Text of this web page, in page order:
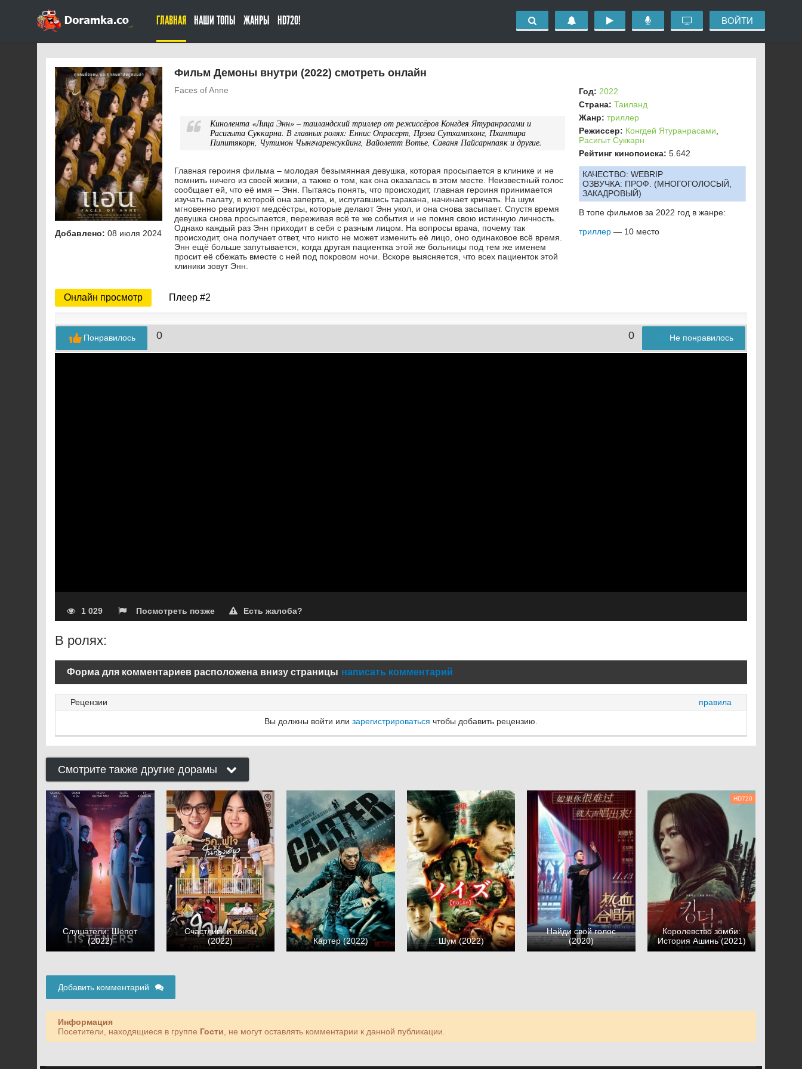
ГЛАВНАЯ НАШИ ТОПЫ ЖАНРЫ HD720! ВОЙТИ
Фильм Демоны внутри (2022) смотреть онлайн
Faces of Anne
Кинолента «Лица Энн» – таиландский триллер от режиссёров Конгдея Ятуранрасами и
Расигыта Суккарна. В главных ролях: Еннис Опрасерт, Прэва Сутхампхонг, Пхантира
Пипитякорн, Чутимон Чынгчаренсукйинг, Вайолетт Вотье, Саваня Пайсарнпаяк и другие.
Главная героиня фильма – молодая безымянная девушка, которая просыпается в клинике и не
помнить ничего из своей жизни, а также о том, как она оказалась в этом месте. Неизвестный голос
сообщает ей, что её имя – Энн. Пытаясь понять, что происходит, главная героиня принимается
изучать палату, в которой она заперта, и, испугавшись таракана, начинает кричать. На шум
мгновенно реагируют медсёстры, которые делают Энн укол, и она снова засыпает. Спустя время
девушка снова просыпается, переживая всё те же события и не помня свою истинную личность.
Однако каждый раз Энн приходит в себя с разным лицом. На вопросы врача, почему так
происходит, она получает ответ, что никто не может изменить её лицо, оно одинаковое всё время.
Энн ещё больше запутывается, когда другая пациентка этой же больницы под тем же именем
просит её сбежать вместе с ней под покровом ночи. Вскоре выясняется, что всех пациенток этой
клиники зовут Энн.
Добавлено: 08 июля 2024
Год: 2022
Страна: Таиланд
Жанр: триллер
Режиссер: Конгдей Ятуранрасами
Расигыт Суккарн
Рейтинг кинопоиска: 5.642
КАЧЕСТВО: WEBRIP
ОЗВУЧКА: ПРОФ. (МНОГОГОЛОСЫЙ,
ЗАКАДРОВЫЙ)
В топе фильмов за 2022 год в жанре:
триллер— 10 место
Онлайн просмотр Плеер #2
0 0 Не понравилось
Понравилось
1 029 Посмотреть позже Есть жалоба?
В ролях:
Форма для комментариев расположена внизу страницы написать комментарий
Рецензии
правила
Вы должны войти или зарегистрироваться чтобы добавить рецензию.
Смотрите также другие дорамы
Слушатели: Шёпот
(2022)
Счастливый конец
(2022)
Картер (2022) Шум (2022)
Найди свой голос
(2020)
HD720
Королевство зомби:
История Ашинь (2021)
Добавить комментарий
Информация
Посетители, находящиеся в группе Гости , не могут оставлять комментарии к данной публикации.